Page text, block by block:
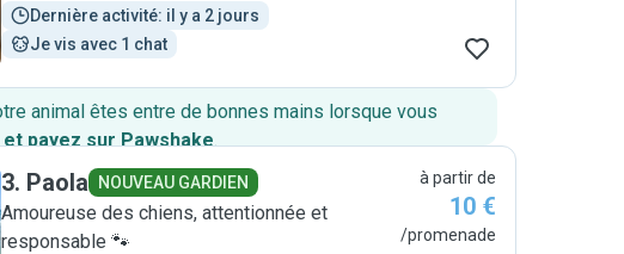
Dernière activité: il y a 2 jours
Je vis avec 1 chat
animal êtes entre de bonnes mains lorsque vous
payez sur Pawshake.
3. Paola NOUVEAU GARDIEN
Amoureuse des chiens, attentionnée et
responsable 🐾
à partir de
10 €
/promenade